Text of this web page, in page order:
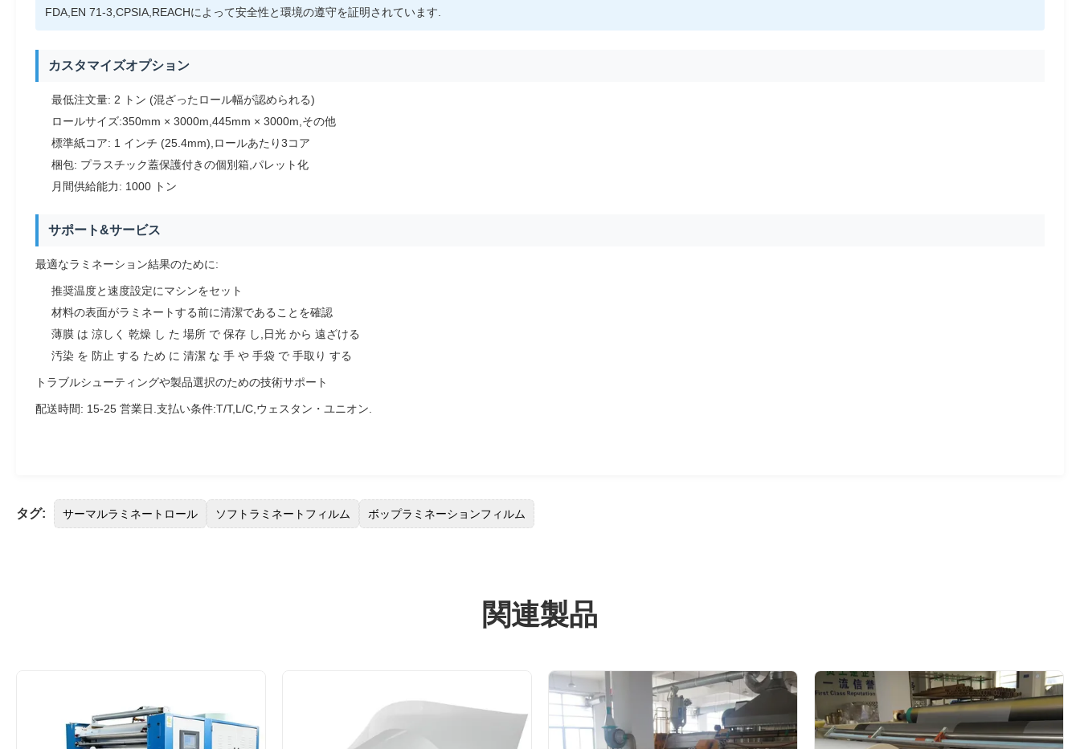
FDA,EN 71-3,CPSIA,REACHによって安全性と環境の遵守を証明されています.
カスタマイズオプション
最低注文量: 2 トン (混ざったロール幅が認められる)
ロールサイズ:350mm × 3000m,445mm × 3000m,その他
標準紙コア: 1 インチ (25.4mm),ロールあたり3コア
梱包: プラスチック蓋保護付きの個別箱,パレット化
月間供給能力: 1000 トン
サポート&サービス
最適なラミネーション結果のために:
推奨温度と速度設定にマシンをセット
材料の表面がラミネートする前に清潔であることを確認
薄膜 は 涼しく 乾燥 し た 場所 で 保存 し,日光 から 遠ざける
汚染 を 防止 する ため に 清潔 な 手 や 手袋 で 手取り する
トラブルシューティングや製品選択のための技術サポート
配送時間: 15-25 営業日.支払い条件:T/T,L/C,ウェスタン・ユニオン.
タグ: サーマルラミネートロール ソフトラミネートフィルム ボップラミネーションフィルム
関連製品